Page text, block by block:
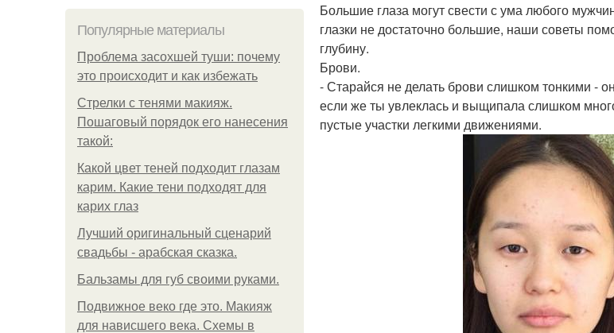
Популярные материалы
Проблема засохшей туши: почему
это происходит и как избежать
Стрелки с тенями макияж.
Пошаговый порядок его нанесения
такой:
Какой цвет теней подходит глазам
карим. Какие тени подходят для
карих глаз
Лучший оригинальный сценарий
свадьбы - арабская сказка.
Бальзамы для губ своими руками.
Подвижное веко где это. Макияж
для нависшего века. Схемы в
Большие глаза могут свести с ума любого
глазки не достаточно большие, наши советы
глубину.
Брови.
- Старайся не делать брови слишком тонкими -
если же ты увлеклась и выщипала слишком
пустые участки легкими движениями.